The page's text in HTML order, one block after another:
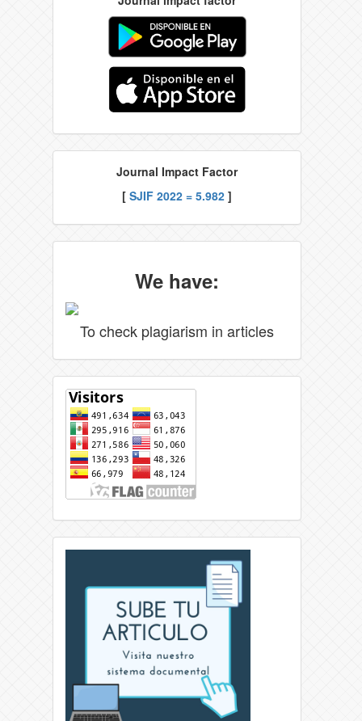
Journal Impact Factor
[ SJIF 2022 = 5.982 ]
We have:
To check plagiarism in articles